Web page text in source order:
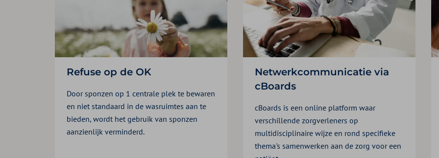
Refuse op de OK
Door sponzen op 1 centrale plek te bewaren
en niet standaard in de wasruimtes aan te
bieden, wordt het gebruik van sponzen
aanzienlijk verminderd.
Netwerkcommunicatie via
cBoards
cBoards is een online platform waar
verschillende zorgverleners op
multidisciplinaire wijze en rond specifieke
thema's samenwerken aan de zorg voor een